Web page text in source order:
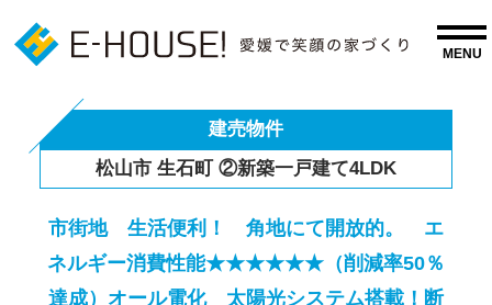
建売物件
松山市 生石町 ②新築一戸建て4LDK
市街地 生活便利！ 角地にて開放的。 エ
ネルギー消費性能★★★★★★（削減率50％
達成）オール電化 太陽光システム搭載！断